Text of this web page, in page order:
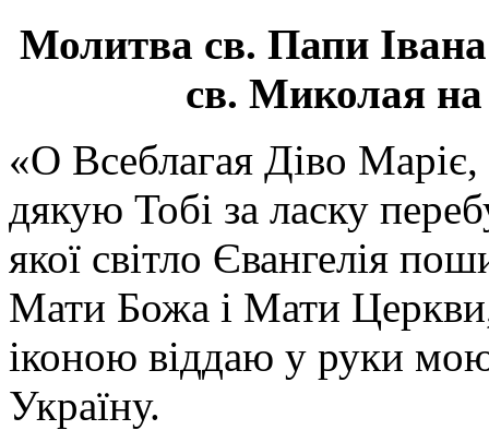
Молитва св. Папи
св. Миколая на
«О Всеблагая Діво
дякую Тобі за ласку
якої світло Євангелія
Мати Божа і Мати
іконою віддаю у руки
Україну.